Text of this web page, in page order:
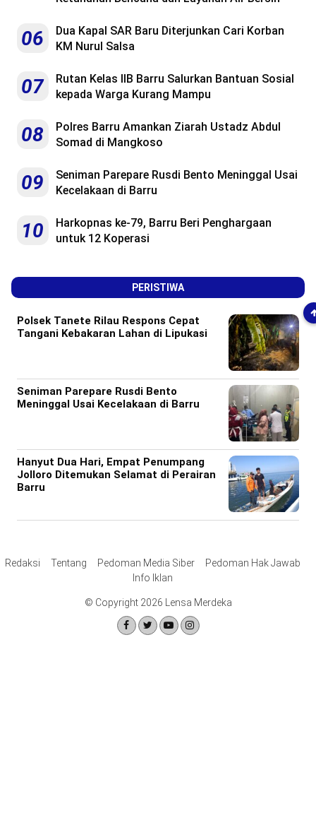
06
Dua Kapal SAR Baru Diterjunkan Cari Korban
KM Nurul Salsa
07
Rutan Kelas IIB Barru Salurkan Bantuan Sosial
kepada Warga Kurang Mampu
08
Polres Barru Amankan Ziarah Ustadz Abdul
Somad di Mangkoso
09
Seniman Parepare Rusdi Bento Meninggal Usai
Kecelakaan di Barru
10
Harkopnas ke-79, Barru Beri Penghargaan
untuk 12 Koperasi
PERISTIWA
Polsek Tanete Rilau Respons Cepat
Tangani Kebakaran Lahan di Lipukasi
Seniman Parepare Rusdi Bento
Meninggal Usai Kecelakaan di Barru
Hanyut Dua Hari, Empat Penumpang
Jolloro Ditemukan Selamat di Perairan
Barru
Redaksi Tentang Pedoman Media Siber
Pedoman Hak Jawab
Info Iklan
© Copyright 2026 Lensa Merdeka